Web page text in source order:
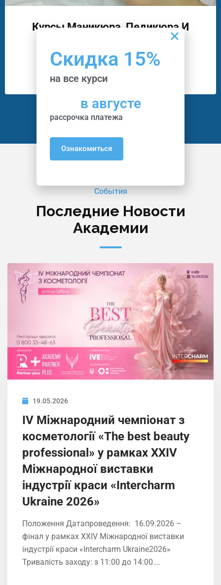
Курсы Маникюра, Педикюра И
17 Программ
3
Преподавателей
События
Последние Новости
Академии
19.05.2026
IV Міжнародний чемпіонат з
косметології «The best beauty
professional» у рамках XXIV
Міжнародної виставки
індустрії краси «Intercharm
Ukrainе 2026»
Положення Датапроведення: 16.09.2026 –
фінал у рамках XXIV Міжнародної виставки
індустрії краси «Intercharm Ukrainе2026»
Тривалість заходу: з 11:00 до 14:00.…
Скидка 15%
на все курси
в августе
рассрочка платежа
Ознакомиться